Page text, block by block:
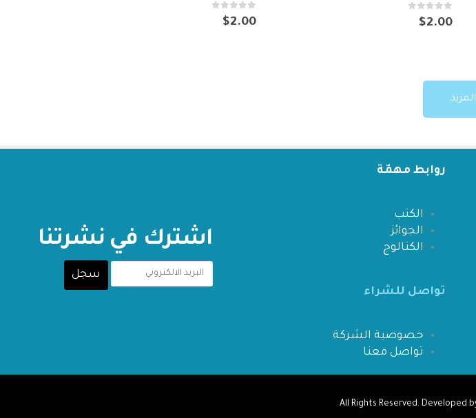
0
out of 5
$2.00
0
out of 5
$2.00
المزيد
روابط مهمّة
الكتب
الجوائز
الكتالوج
تواصل للشراء
خصوصية الشركة
تواصل معنا
اشترك في نشرتنا